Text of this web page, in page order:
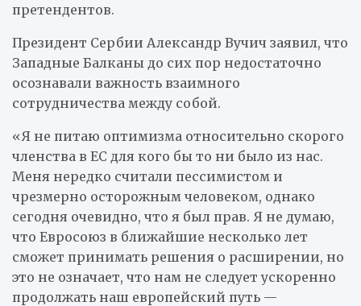
претендентов.
Президент Сербии Александр Вучич заявил, что
Западные Балканы до сих пор недостаточно
осознавали важность взаимного
сотрудничества между собой.
«Я не питаю оптимизма относительно скорого
членства в ЕС для кого бы то ни было из нас.
Меня нередко считали пессимистом и
чрезмерно осторожным человеком, однако
сегодня очевидно, что я был прав. Я не думаю,
что Евросоюз в ближайшие несколько лет
сможет принимать решения о расширении, но
это не означает, что нам не следует ускоренно
продолжать наш европейский путь —